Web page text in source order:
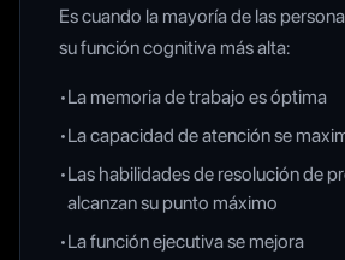
Es cuando la mayoría de las
su función cognitiva más alta:
•La memoria de trabajo es óptima
•La capacidad de atención se
•Las habilidades de resolución de
alcanzan su punto máximo
•La función ejecutiva se mejora